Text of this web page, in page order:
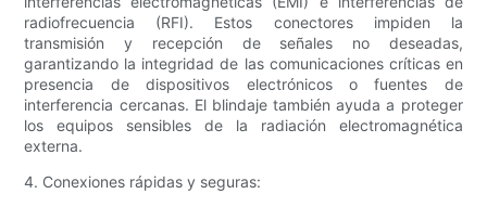
radiofrecuencia (RFI). Estos conectores impiden la
transmisión y recepción de señales no deseadas,
garantizando la integridad de las comunicaciones críticas en
presencia de dispositivos electrónicos o fuentes de
interferencia cercanas. El blindaje también ayuda a proteger
los equipos sensibles de la radiación electromagnética
externa.
4. Conexiones rápidas y seguras: